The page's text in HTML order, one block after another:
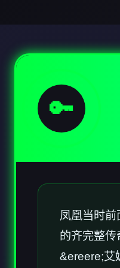
🔑
凤凰当时
的齐完整
&ereere;艾